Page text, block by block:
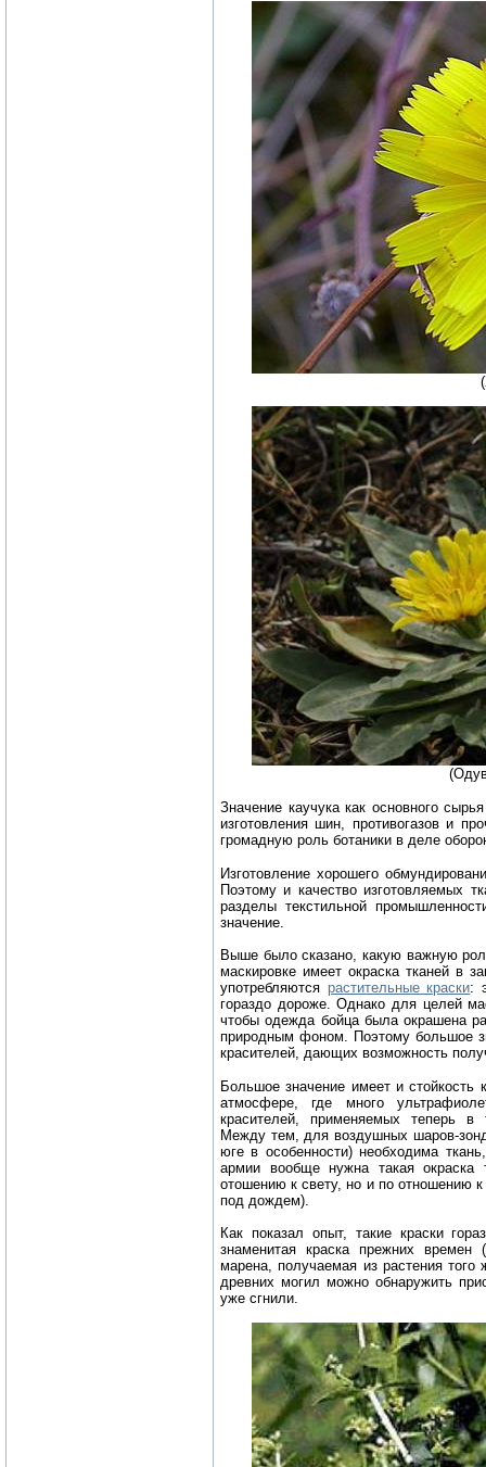
Значение каучука как основного
изготовления шин, противогазов и
громадную роль ботаники в деле
Изготовление хорошего
Поэтому и качество изготовляемых
разделы текстильной
значение.
Выше было сказано, какую важную
маскировке имеет окраска тканей в
употребляются растительные краски:
гораздо дороже. Однако для целей
чтобы одежда бойца была окрашена
природным фоном. Поэтому большое
красителей, дающих возможность
Большое значение имеет и
атмосфере, где много
красителей, применяемых теперь в
Между тем, для воздушных шаров-
юге в особенности) необходима
армии вообще нужна такая окраска
отошению к свету, но и по отношению
под дождем).
Как показал опыт, такие краски
знаменитая краска прежних времен
марена, получаемая из растения того
древних могил можно обнаружить
уже сгнили.